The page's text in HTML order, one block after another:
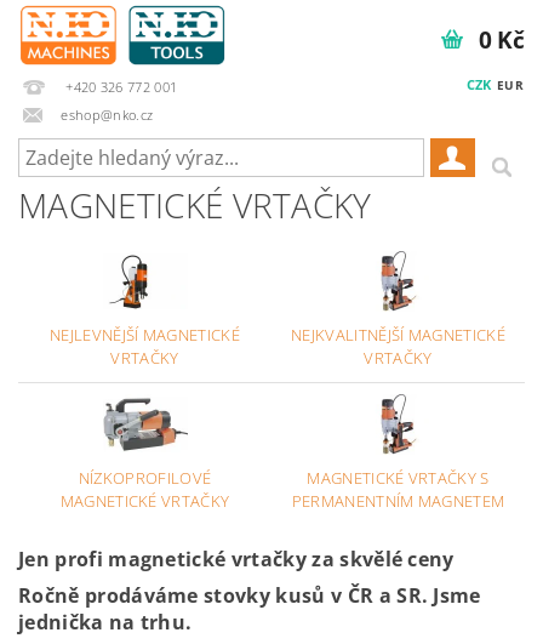
+420 326 772 001
eshop@nko.cz
CZK EUR
0 Kč
MAGNETICKÉ VRTAČKY
NEJLEVNĚJŠÍ MAGNETICKÉ
VRTAČKY
NEJKVALITNĚJŠÍ MAGNETICKÉ
VRTAČKY
NÍZKOPROFILOVÉ
MAGNETICKÉ VRTAČKY
MAGNETICKÉ VRTAČKY S
PERMANENTNÍM MAGNETEM
Jen profi magnetické vrtačky za skvělé ceny
Ročně prodáváme stovky kusů v ČR a SR. Jsme
jednička na trhu.